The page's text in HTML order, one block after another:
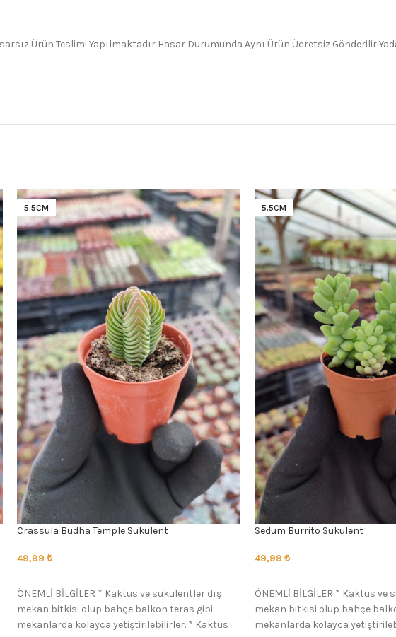
Ürün Teslimi Yapılmaktadır Hasar Durumunda Aynı Ürün Ücretsiz Gönderilir
5.5CM
Crassula Budha Temple Sukulent
49,99 ₺
ÖNEMLİ BİLGİLER * Kaktüs ve sukulentler dış
mekan bitkisi olup bahçe balkon teras gibi
mekanlarda kolayca yetiştirilebilirler. * Kaktüs
5.5CM
Sedum Burrito Sukulent
49,99 ₺
ÖNEMLİ BİLGİLER * Kaktüs ve
mekan bitkisi olup bahçe
mekanlarda kolayca